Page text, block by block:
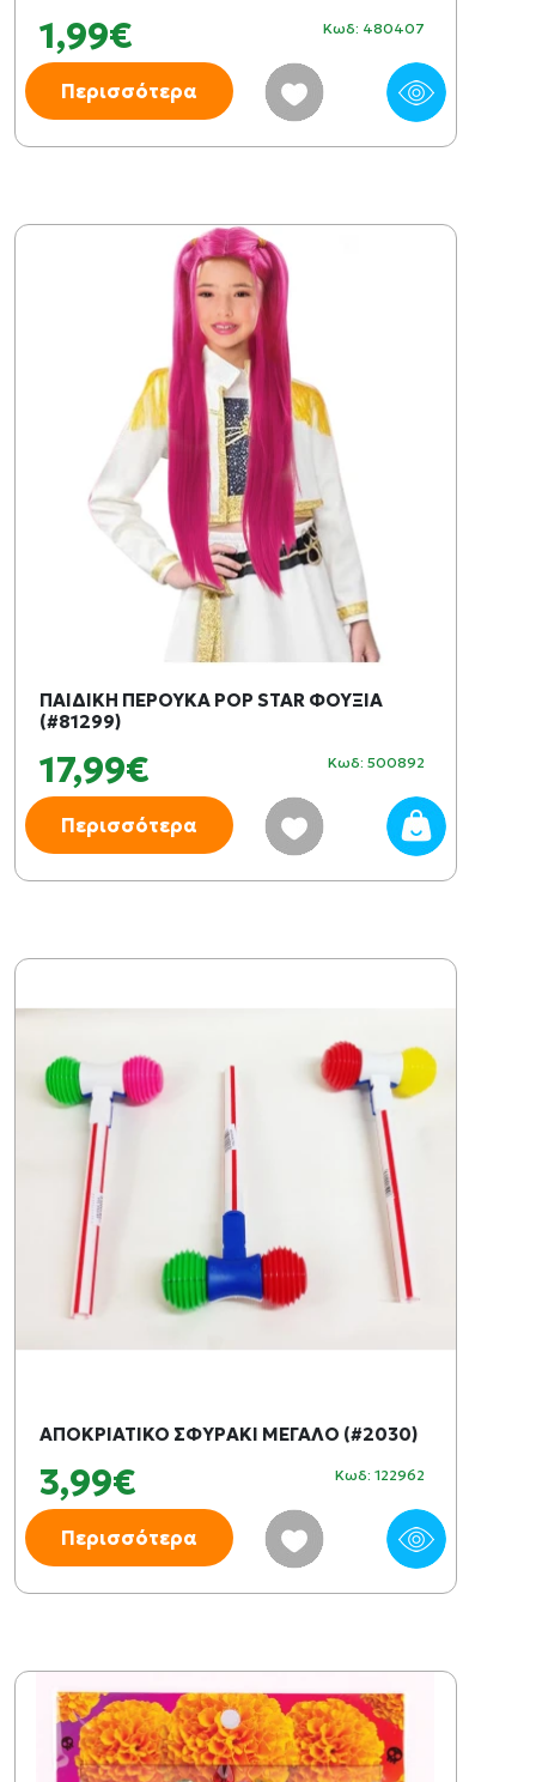
1,99€ Κωδ: 480407
Περισσότερα
ΠΑΙΔΙΚΗ ΠΕΡΟΥΚΑ POP STAR ΦΟΥΞΙΑ
(#81299)
17,99€ Κωδ: 500892
Περισσότερα
ΑΠΟΚΡΙΑΤΙΚΟ ΣΦΥΡΑΚΙ ΜΕΓΑΛΟ (#2030)
3,99€ Κωδ: 122962
Περισσότερα